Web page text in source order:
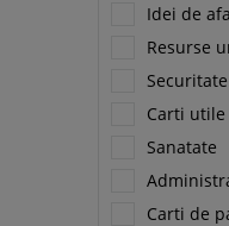
Idei de
Resurse
Carti utile
Sanatate
Carti de